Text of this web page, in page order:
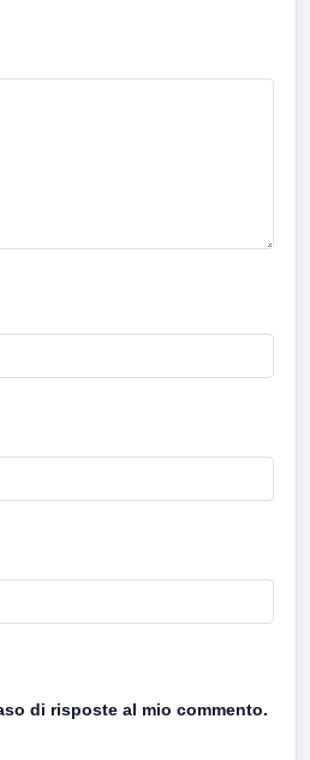
di risposte al mio commento.